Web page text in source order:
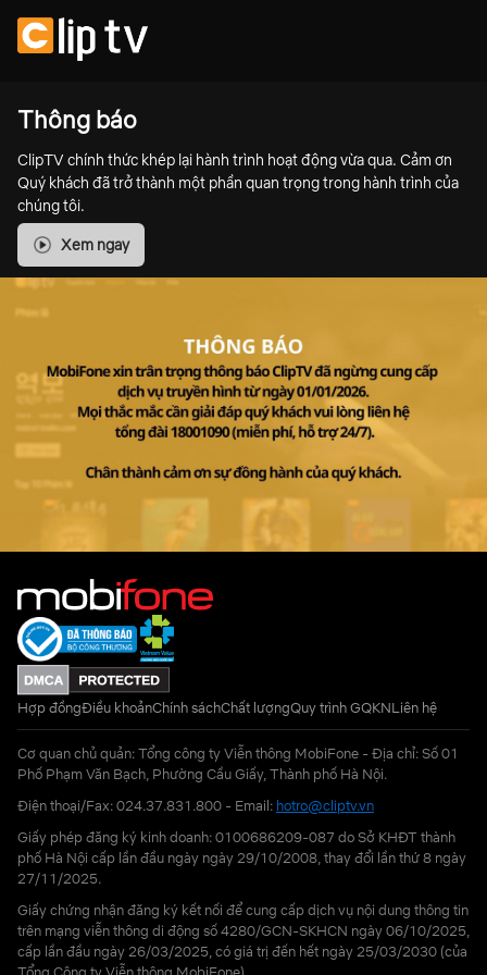
Thông báo
ClipTV chính thức khép lại hành trình hoạt động vừa qua. Cảm ơn
Quý khách đã trở thành một phần quan trọng trong hành trình của
chúng tôi.
Xem ngay
Hợp đồngĐiều khoảnChính sáchChất lượngQuy trình GQKNLiên hệ
Cơ quan chủ quản: Tổng công ty Viễn thông MobiFone - Địa chỉ: Số 01
Phố Phạm Văn Bạch, Phường Cầu Giấy, Thành phố Hà Nội.
Điện thoại/Fax: 024.37.831.800 - Email: hotro@cliptv.vn
Giấy phép đăng ký kinh doanh: 0100686209-087 do Sở KHĐT thành
phố Hà Nội cấp lần đầu ngày ngày 29/10/2008, thay đổi lần thứ 8 ngày
27/11/2025.
Giấy chứng nhận đăng ký kết nối để cung cấp dịch vụ nội dung thông tin
trên mạng viễn thông di động số 4280/GCN-SKHCN ngày 06/10/2025,
cấp lần đầu ngày 26/03/2025, có giá trị đến hết ngày 25/03/2030 (của